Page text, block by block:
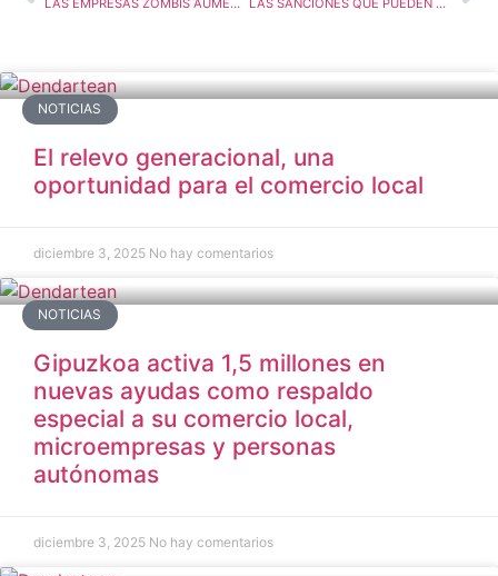
LAS EMPRESAS ZOMBIS AUMENTAN EN EUSKADI UN 6,1%, EL TRIPLE QUE EN TODA ESPAÑA LAS SANCIONES QUE PUEDEN SUFRIR LOS AUTÓNOMOS SI NO PRESENTAN LA RENTA EN JUNIO
NOTICIAS
El relevo generacional, una
oportunidad para el comercio local
diciembre 3, 2025 No hay comentarios
NOTICIAS
Gipuzkoa activa 1,5 millones en
nuevas ayudas como respaldo
especial a su comercio local,
microempresas y personas
autónomas
diciembre 3, 2025 No hay comentarios